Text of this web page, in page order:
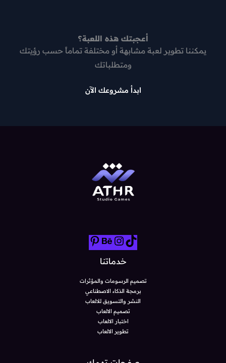
أعجبتك هذه اللعبة؟
يمكننا تطوير لعبة مشابهة أو مختلفة تماماً حسب رؤيتك
ومتطلباتك
ابدأ مشروعك الآن
خدماتنا
تصميم الرسومات والمؤثرات
برمجة الذكاء الاصطناعي
النشر والتسويق للالعاب
تصميم الالعاب
اختبار الالعاب
تطوير الالعاب